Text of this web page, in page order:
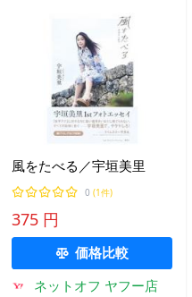
風をたべる／宇垣美里
0 (1件)
375 円
価格比較
ネットオフ ヤフー店